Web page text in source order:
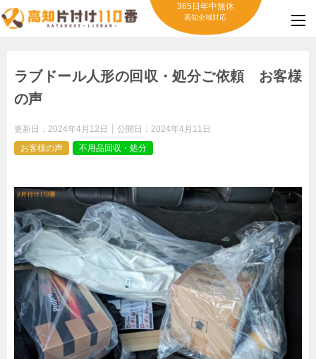
365日年中無休
高知全域対応
ラブドール人形の回収・処分ご依頼 お客様
の声
更新日： 2024年4月12日 公開日： 2024年4月11日
お客様の声
不用品回収・処分